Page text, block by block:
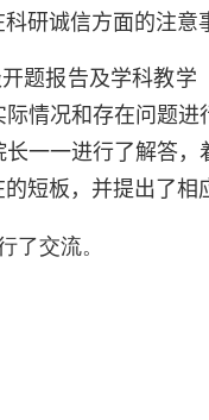
研诚信方面的注意
题报告及学科教学
情况和存在问题进
长一一进行了解答，
短板，并提出了相
了交流。